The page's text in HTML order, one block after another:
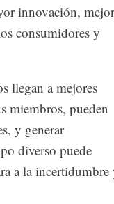
innovación, mejor
consumidores y
llegan a mejores
miembros, pueden
y generar
diverso puede
a la incertidumbre